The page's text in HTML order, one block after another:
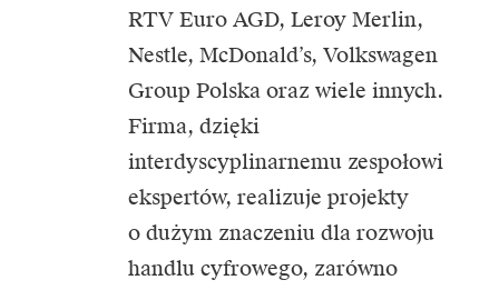
RTV Euro AGD, Leroy Merlin,
Nestle, McDonald’s, Volkswagen
Group Polska oraz wiele innych.
Firma, dzięki
interdyscyplinarnemu zespołowi
ekspertów, realizuje projekty
o dużym znaczeniu dla rozwoju
handlu cyfrowego, zarówno